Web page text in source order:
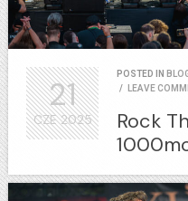
POSTED IN
/
LEAVE
Rock
21
CZE2025